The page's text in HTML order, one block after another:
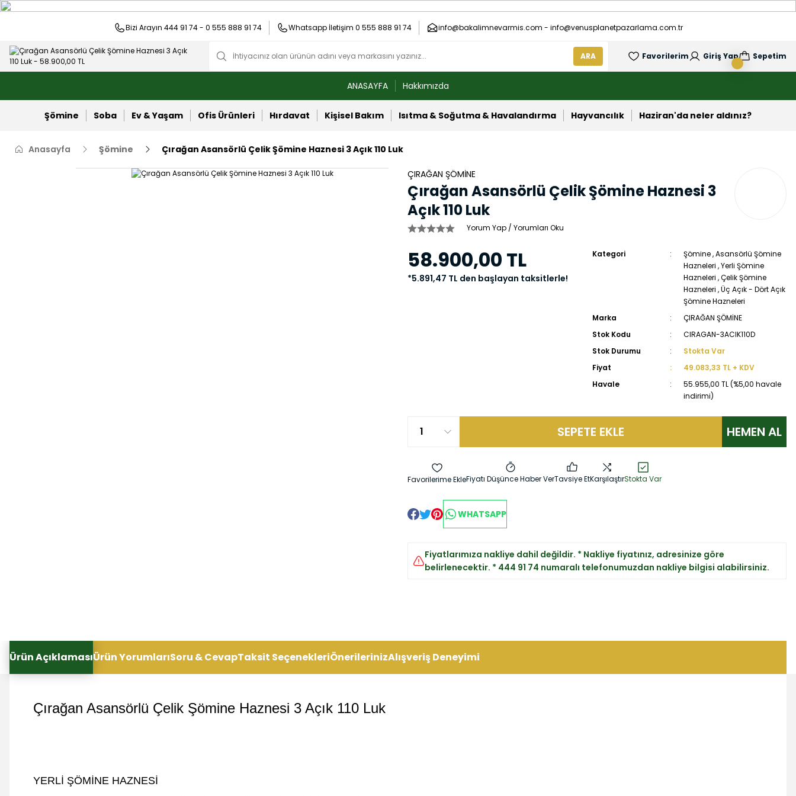
Bizi Arayın 444 91 74 - 0 555 888 91 74 Whatsapp İletişim 0 555 888 91 74 info@bakalimnevarmis.com - info@venusplanetpazarlama.com.tr
ARA Favorilerim Giriş Yap Sepetim
ANASAYFA Hakkımızda
Şömine Soba Ev & Yaşam Ofis Ürünleri Hırdavat Kişisel Bakım Isıtma & Soğutma & Havalandırma Hayvancılık Haziran'da neler aldınız?
Anasayfa Şömine Çırağan Asansörlü Çelik Şömine Haznesi 3 Açık 110 Luk
ÇIRAĞAN ŞÖMİNE
Çırağan Asansörlü Çelik Şömine Haznesi 3
Açık 110 Luk
Yorum Yap / Yorumları Oku
58.900,00 TL
*5.891,47 TL den başlayan taksitlerle!
Kategori Şömine,Asansörlü Şömine
Hazneleri ,Yerli Şömine
Hazneleri ,Çelik Şömine
Hazneleri ,Üç Açık - Dört Açık
Şömine Hazneleri
Marka
ÇIRAĞAN ŞÖMİNE
Stok Kodu
CIRAGAN-3ACIK110D
Stok Durumu
Stokta Var
Fiyat
49.083,33 TL + KDV
Havale
55.955,00 TL (%5,00 havale
indirimi)
SEPETE EKLE HEMEN AL
Fiyatı Düşünce Haber VerTavsiye EtKarşılaştırStokta Var
WHATSAPP
Fiyatlarımıza nakliye dahil değildir. * Nakliye fiyatınız, adresinize göre
belirlenecektir. * 444 91 74 numaralı telefonumuzdan nakliye bilgisi alabilirsiniz.
Ürün AçıklamasıÜrün YorumlarıSoru & CevapTaksit SeçenekleriÖnerilerinizAlışveriş Deneyimi
Çırağan Asansörlü Çelik Şömine Haznesi 3 Açık 110 Luk
YERLİ ŞÖMİNE HAZNESİ